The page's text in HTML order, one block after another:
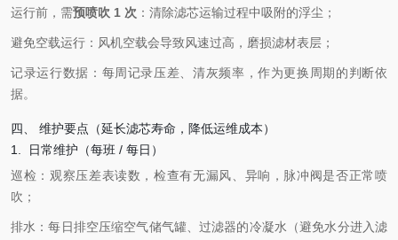
运行前，需预喷吹 1 次 ：清除滤芯运输过程中吸附的浮尘；
避免空载运行：风机空载会导致风速过高，磨损滤材表层；
记录运行数据：每周记录压差、清灰频率，作为更换周期的判断依
据。
四、 维护要点（延长滤芯寿命，降低运维成本）
1. 日常维护（每班 / 每日）
巡检：观察压差表读数，检查有无漏风、异响，脉冲阀是否正常喷
吹；
排水：每日排空压缩空气储气罐、过滤器的冷凝水（避免水分进入滤